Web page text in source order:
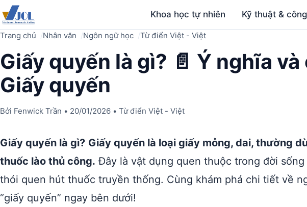
Khoa học tự nhiên Kỹ thuật &
Trang chủ Nhân văn Ngôn ngữ học Từ điển Việt - Việt
Giấy quyến là gì? 📄 Ý nghĩa
Giấy quyến
Bởi Fenwick Trần • 20/01/2026 • Từ điển Việt - Việt
Giấy quyến là gì? Giấy quyến là loại giấy mỏng, dai, thường
thuốc lào thủ công. Đây là vật dụng quen thuộc trong đời
thói quen hút thuốc truyền thống. Cùng khám phá chi tiết về
“giấy quyến” ngay bên dưới!